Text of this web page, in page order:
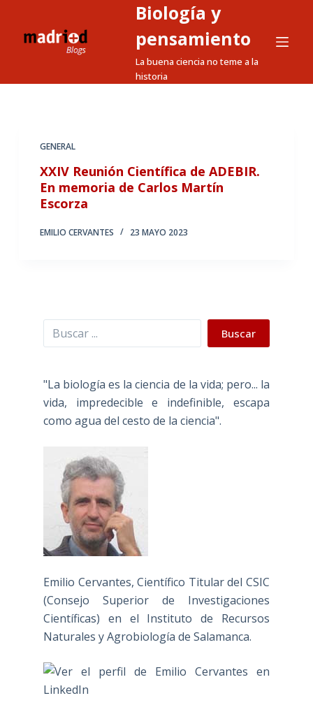
a
Biología y
pensamiento
La buena ciencia no teme a la
historia
GENERAL
XXIV Reunión Científica de ADEBIR.
En memoria de Carlos Martín
Escorza
EMILIO CERVANTES 23 MAYO 2023
Buscar Buscar
"La biología es la ciencia de la vida; pero... la
vida, impredecible e indefinible, escapa
como agua del cesto de la ciencia".
Emilio Cervantes, Científico Titular del CSIC
(Consejo Superior de Investigaciones
Científicas) en el Instituto de Recursos
Naturales y Agrobiología de Salamanca.